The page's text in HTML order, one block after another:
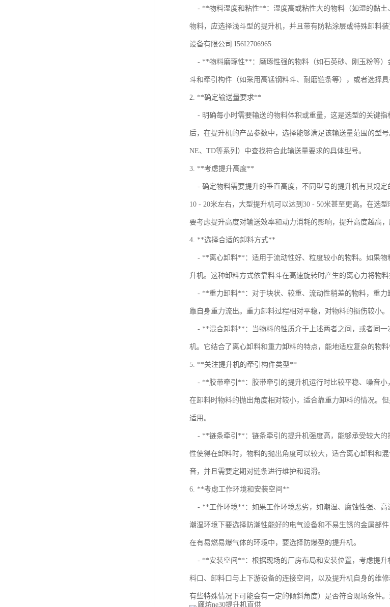
- **物料湿度和粘性**：湿度高或粘性大的物料（如湿的黏土
物料，应选择浅斗型的提升机，并且带有防粘涂层或特殊卸料
设备有限公司 I56I2706965
- **物料磨琢性**：磨琢性强的物料（如石英砂、刚玉粉等）
斗和牵引构件（如采用高锰钢料斗、耐磨链条等），或者选择具
2. **确定输送量要求**
- 明确每小时需要输送的物料体积或重量，这是选型的关键
后，在提升机的产品参数中，选择能够满足该输送量范围的型
NE、TD等系列）中查找符合此输送量要求的具体型号。
3. **考虑提升高度**
- 确定物料需要提升的垂直高度，不同型号的提升机有其规
10 - 20米左右，大型提升机可以达到30 - 50米甚至更高。在选
要考虑提升高度对输送效率和动力消耗的影响，提升高度越高，
4. **选择合适的卸料方式**
- **离心卸料**：适用于流动性好、粒度较小的物料。如果物
升机。这种卸料方式依靠料斗在高速旋转时产生的离心力将物
- **重力卸料**：对于块状、较重、流动性稍差的物料，重力
靠自身重力流出。重力卸料过程相对平稳，对物料的损伤较小。
- **混合卸料**：当物料的性质介于上述两者之间，或者同一
机。它结合了离心卸料和重力卸料的特点，能地适应复杂的物料
5. **关注提升机的牵引构件类型**
- **胶带牵引**：胶带牵引的提升机运行时比较平稳、噪音小
在卸料时物料的抛出角度相对较小，适合靠重力卸料的情况。
适用。
- **链条牵引**：链条牵引的提升机强度高，能够承受较大的
性使得在卸料时，物料的抛出角度可以较大，适合离心卸料和
音，并且需要定期对链条进行维护和润滑。
6. **考虑工作环境和安装空间**
- **工作环境**：如果工作环境恶劣，如潮湿、腐蚀性强、高
潮湿环境下要选择防潮性能好的电气设备和不易生锈的金属部
在有易燃易爆气体的环境中，要选择防爆型的提升机。
- **安装空间**：根据现场的厂房布局和安装位置，考虑提升
料口、卸料口与上下游设备的连接空间，以及提升机自身的维
有些特殊情况下可能会有一定的倾斜角度）是否符合现场条件